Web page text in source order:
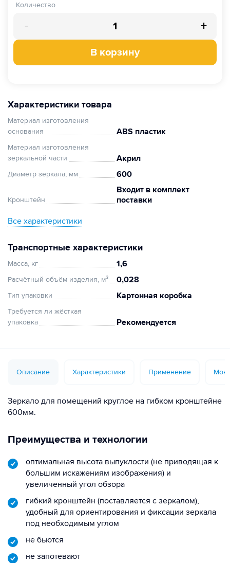
Количество
- +
В корзину
Характеристики товара
Материал изготовления
основания
ABS пластик
Материал изготовления
зеркальной части
Акрил
Диаметр зеркала, мм 600
Кронштейн
Входит в комплект
поставки
Все характеристики
Транспортные характеристики
Масса, кг 1,6
Расчётный объём изделия, м³ 0,028
Тип упаковки Картонная коробка
Требуется ли жёсткая
упаковка
Рекомендуется
Описание Характеристики Применение
Зеркало для помещений круглое на гибком кронштейне
600мм.
Преимущества и технологии
оптимальная высота выпуклости (не приводящая к
большим искажениям изображения) и
увеличенный угол обзора
гибкий кронштейн (поставляется с зеркалом),
удобный для ориентирования и фиксации зеркала
под необходимым углом
не бьются
не запотевают